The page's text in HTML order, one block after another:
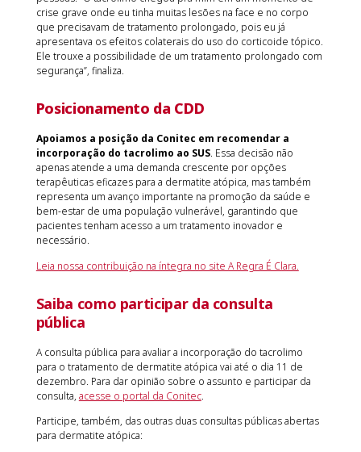
crise grave onde eu tinha muitas lesões na face e no corpo
que precisavam de tratamento prolongado, pois eu já
apresentava os efeitos colaterais do uso do corticoide tópico.
Ele trouxe a possibilidade de um tratamento prolongado com
segurança”, finaliza.
Posicionamento da CDD
Apoiamos a posição da Conitec em recomendar a
incorporação do tacrolimo ao SUS. Essa decisão não
apenas atende a uma demanda crescente por opções
terapêuticas eficazes para a dermatite atópica, mas também
representa um avanço importante na promoção da saúde e
bem-estar de uma população vulnerável, garantindo que
pacientes tenham acesso a um tratamento inovador e
necessário.
Leia nossa contribuição na íntegra no site A Regra É Clara.
Saiba como participar da consulta
pública
A consulta pública para avaliar a incorporação do tacrolimo
para o tratamento de dermatite atópica vai até o dia 11 de
dezembro. Para dar opinião sobre o assunto e participar da
consulta, acesse o portal da Conitec.
Participe, também, das outras duas consultas públicas abertas
para dermatite atópica: